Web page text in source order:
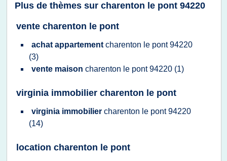
Plus de thèmes sur charenton le pont 94220
vente charenton le pont
achat appartement charenton le pont 94220
(3)
vente maison charenton le pont 94220 (1)
virginia immobilier charenton le pont
virginia immobilier charenton le pont 94220
(14)
location charenton le pont